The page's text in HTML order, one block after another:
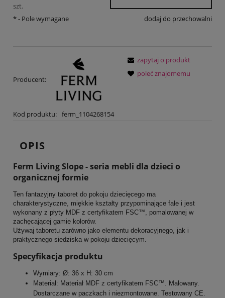
szt.
dodaj do przechowalni
*- Pole wymagane
Producent:
Kod produktu: ferm_1104268154
zapytaj o produkt
poleć znajomemu
OPIS
Ferm Living Slope - seria mebli dla dzieci o
organicznej formie
Ten fantazyjny taboret do pokoju dziecięcego ma
charakterystyczne, miękkie kształty przypominające fale i jest
wykonany z płyty MDF z certyfikatem FSC™, pomalowanej w
zachęcającej gamie kolorów.
Używaj taboretu zarówno jako elementu dekoracyjnego, jak i
praktycznego siedziska w pokoju dziecięcym.
Specyfikacja produktu
Wymiary: Ø: 36 x H: 30 cm
Materiał: Materiał MDF z certyfikatem FSC™. Malowany.
Dostarczane w paczkach i niezmontowane. Testowany CE.